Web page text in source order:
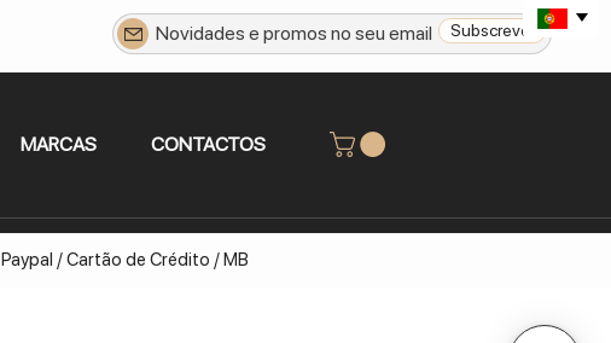
Subscrever
MARCAS CONTACTOS
Paypal / Cartão de Crédito / MB